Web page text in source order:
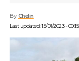
Last updated: 15/01/2023 - 00:15
By Chelin